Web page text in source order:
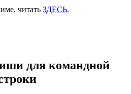
читать ЗДЕСЬ.
для командной